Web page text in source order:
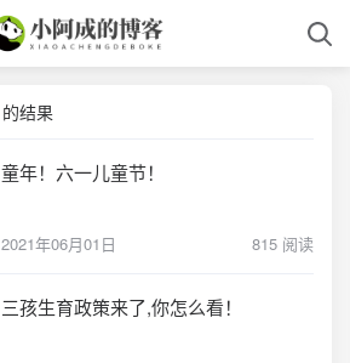
的结果
童年！六一儿童节！
2021年06月01日 815 阅读
三孩生育政策来了,你怎么看！